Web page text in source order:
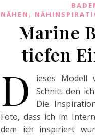
NÄHEN ,
Marine
tiefen
D
ieses Modell
Schnitt den
Die
Foto, dass ich im
dem ich inspiriert